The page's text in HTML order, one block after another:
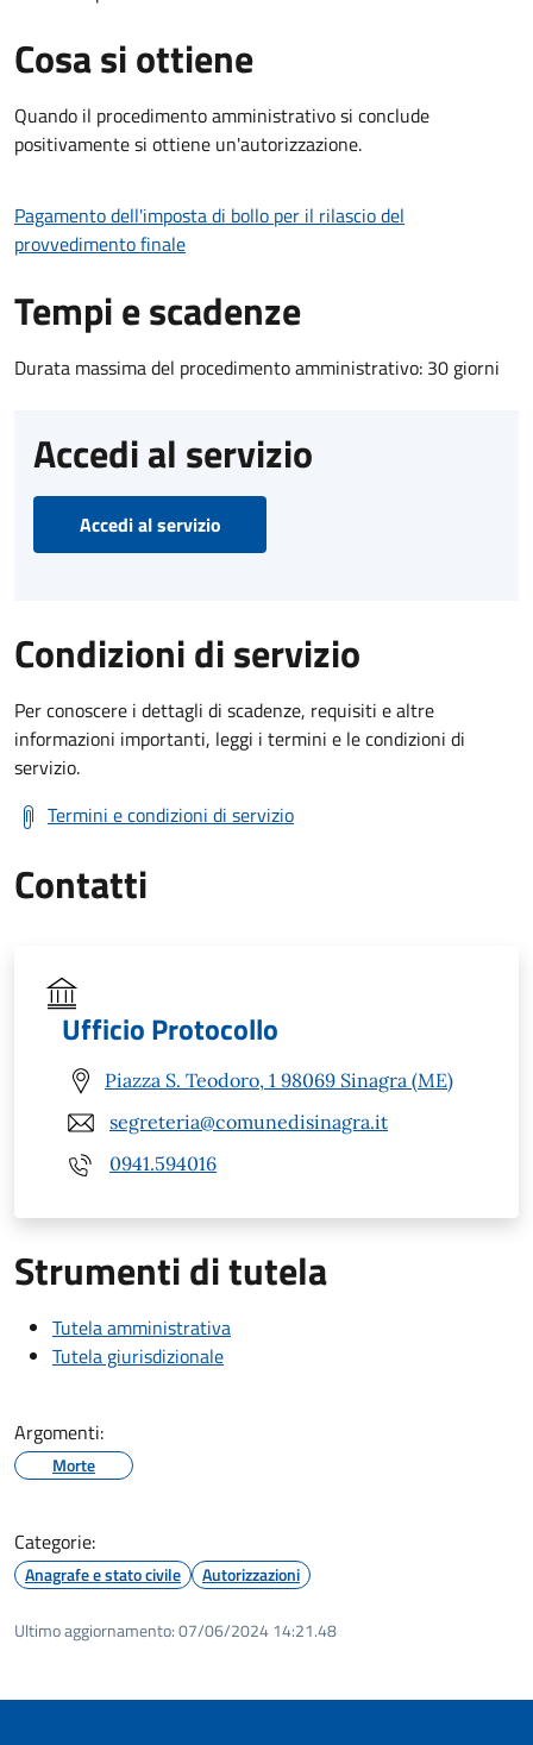
Cosa si ottiene
Quando il procedimento amministrativo si conclude
positivamente si ottiene un'autorizzazione.
Pagamento dell'imposta di bollo per il rilascio del
provvedimento finale
Tempi e scadenze
Durata massima del procedimento amministrativo: 30 giorni
Accedi al servizio
Accedi al servizio
Condizioni di servizio
Per conoscere i dettagli di scadenze, requisiti e altre
informazioni importanti, leggi i termini e le condizioni di
servizio.
Termini e condizioni di servizio
Contatti
Ufficio Protocollo
Piazza S. Teodoro, 1 98069 Sinagra (ME)
segreteria@comunedisinagra.it
0941.594016
Strumenti di tutela
Tutela amministrativa
Tutela giurisdizionale
Argomenti:
Morte
Categorie:
Anagrafe e stato civile Autorizzazioni
Ultimo aggiornamento:07/06/2024 14:21.48